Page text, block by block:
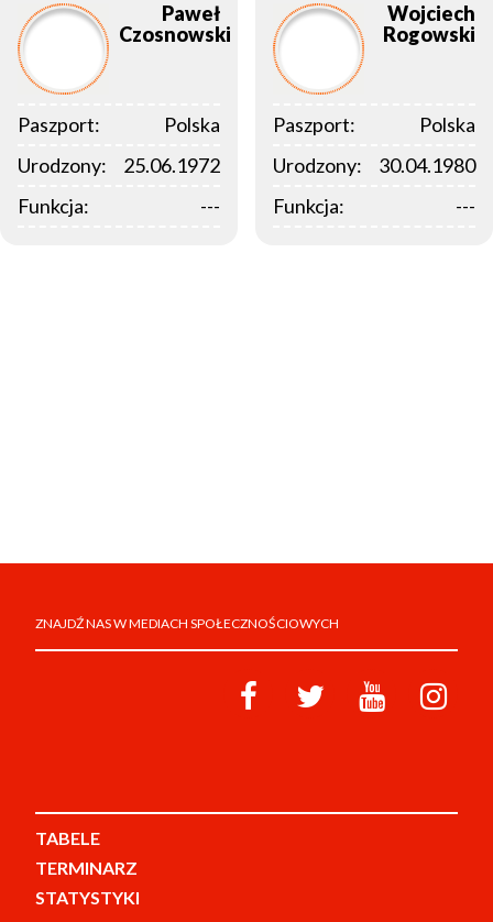
Paweł
Czosnowski
Paszport:
Polska
Urodzony:
25.06.1972
Funkcja:
---
Wojciech
Rogowski
Paszport:
Polska
Urodzony:
30.04.1980
Funkcja:
---
ZNAJDŹ NAS W MEDIACH SPOŁECZNOŚCIOWYCH
TABELE
TERMINARZ
STATYSTYKI